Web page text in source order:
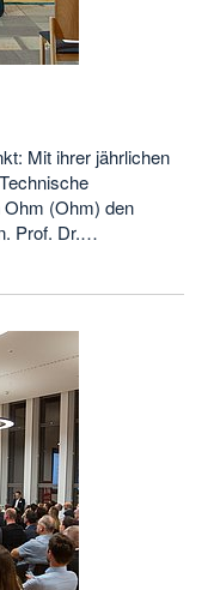
Mit ihrer jährlichen
(Ohm) den
Prof. Dr.…